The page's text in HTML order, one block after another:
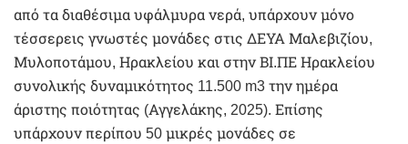
από τα διαθέσιμα υφάλμυρα νερά, υπάρχουν μόνο
τέσσερεις γνωστές μονάδες στις ΔΕΥΑ Μαλεβιζίου,
Μυλοποτάμου, Ηρακλείου και στην ΒΙ.ΠΕ Ηρακλείου
συνολικής δυναμικότητος 11.500 m3 την ημέρα
άριστης ποιότητας (Αγγελάκης, 2025). Επίσης
υπάρχουν περίπου 50 μικρές μονάδες σε